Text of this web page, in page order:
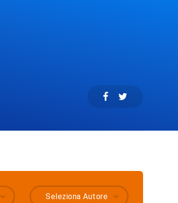
Seleziona Autore